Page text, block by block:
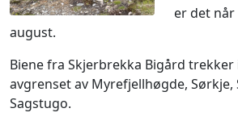
er det
august.
Biene fra Skjerbrekka Bigård
avgrenset av Myrefjellhøgde, Sørkje,
Sagstugo.